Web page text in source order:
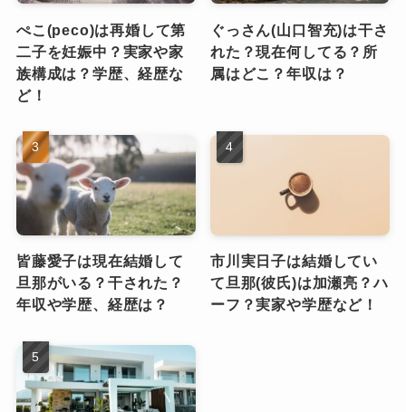
ぺこ(peco)は再婚して第
二子を妊娠中？実家や家
族構成は？学歴、経歴な
ど！
ぐっさん(山口智充)は干さ
れた？現在何してる？所
属はどこ？年収は？
皆藤愛子は現在結婚して
旦那がいる？干された？
年収や学歴、経歴は？
市川実日子は結婚してい
て旦那(彼氏)は加瀬亮？ハ
ーフ？実家や学歴など！